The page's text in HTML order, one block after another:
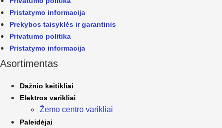
Pristatymo informacija
Prekybos taisyklės ir garantinis
Privatumo politika
Pristatymo informacija
Asortimentas
Dažnio keitikliai
Elektros varikliai
Žemo centro varikliai
Paleidėjai